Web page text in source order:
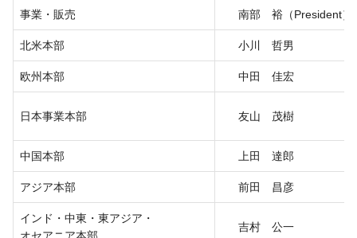
事業・販売 南部 裕（President）
北米本部 小川 哲男
欧州本部 中田 佳宏
日本事業本部 友山 茂樹
中国本部 上田 達郎
アジア本部 前田 昌彦
インド・中東・東アジア・
吉村 公一